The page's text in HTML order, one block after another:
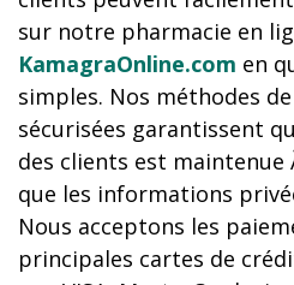
sur notre pharmacie en
KamagraOnline.com en
simples. Nos méthodes
sécurisées garantissent
des clients est
que les informations
Nous acceptons les
principales cartes de